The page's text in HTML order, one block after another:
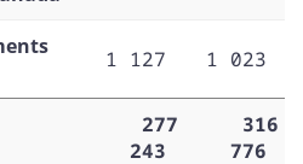
1 127 1 023
277
243
316
776